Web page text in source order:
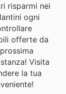
risparmi nei
ogni
offerte da
Visita
la tua